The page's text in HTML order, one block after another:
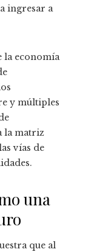
ingresar a
la economía
y múltiples
la matriz
vías de
una
que al